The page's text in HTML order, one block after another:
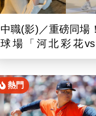
中職(影)／重磅同場
球場「河北彩花vs
華」網挺：30年前彩
熱門